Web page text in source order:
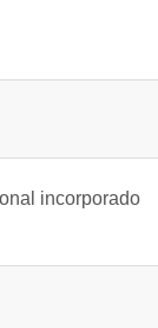
incorporado